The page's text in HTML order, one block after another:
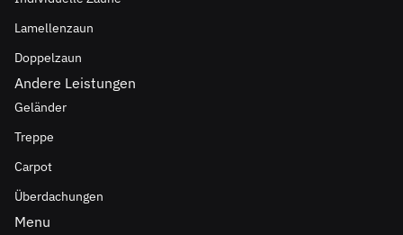
Lamellenzaun
Doppelzaun
Andere Leistungen
Geländer
Treppe
Carpot
Überdachungen
Menu